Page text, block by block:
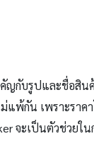
ญกับรูปและชื่อสิน
แพ้กัน เพราะราค
จะเป็นตัวช่วยใน